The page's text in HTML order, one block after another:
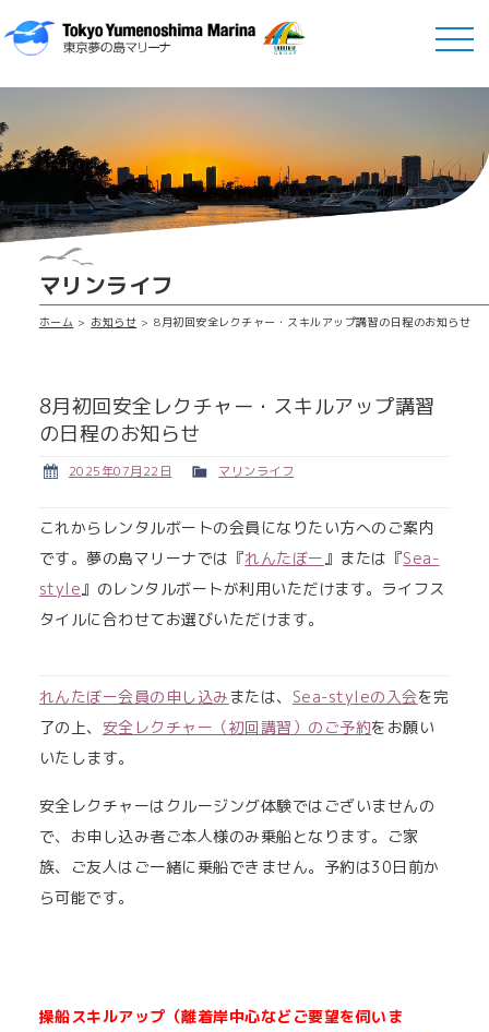
マリンライフ
ホーム お知らせ 8月初回安全レクチャー・スキルアップ講習の日程のお知らせ
8月初回安全レクチャー・スキルアップ講習
の日程のお知らせ
2025年07月22日 マリンライフ
これからレンタルボートの会員になりたい方へのご案内
です。夢の島マリーナでは『れんたぼー』または『Sea-
style』のレンタルボートが利用いただけます。ライフス
タイルに合わせてお選びいただけます。
れんたぼー会員の申し込み または、 Sea-styleの入会を完
了の上、 安全レクチャー（初回講習）のご予約をお願い
いたします。
安全レクチャーはクルージング体験ではございませんの
で、お申し込み者ご本人様のみ乗船となります。ご家
族、ご友人はご一緒に乗船できません。予約は30日前か
ら可能です。
操船スキルアップ（離着岸中心などご要望を伺いま